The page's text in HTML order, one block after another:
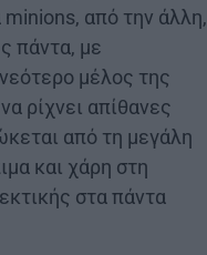
minions, από την άλλη,
πάντα, με
μέλος της
ρίχνει απίθανες
από τη μεγάλη
και χάρη στη
στα πάντα